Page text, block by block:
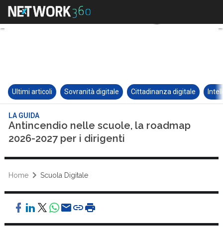
Ultimi articoli Sovranità digitale Cittadinanza digitale
LA GUIDA
Antincendio nelle scuole, la roadmap
2026-2027 per i dirigenti
Home Scuola Digitale